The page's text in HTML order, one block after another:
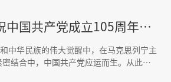
习近平：在庆祝中国共产党成立105周年大会上的讲话
中华民族的伟大觉醒中，在马克思列宁主
结合中，中国共产党应运而生。从此，